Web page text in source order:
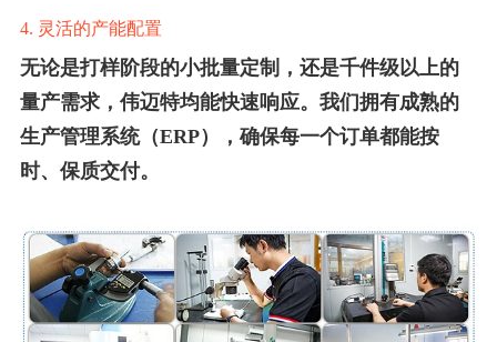
4. 灵活的产能配置
无论是打样阶段的小批量定制，还是千件级以上的
量产需求，伟迈特均能快速响应。我们拥有成熟的
生产管理系统（ERP），确保每一个订单都能按
时、保质交付。